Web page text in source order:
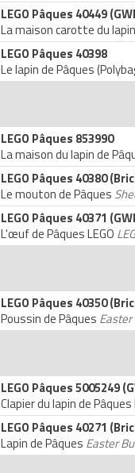
LEGO Pâques 40449
La maison carotte du
LEGO Pâques 40398
Le lapin de Pâques
LEGO Pâques 853990
La maison du lapin de
LEGO Pâques 40380
Le mouton de Pâques
LEGO Pâques 40371
L'œuf de Pâques LEGO
LEGO Pâques 40350
Poussin de Pâques Easter
LEGO Pâques 5005249
Clapier du lapin de Pâques
LEGO Pâques 40271
Lapin de Pâques Easter